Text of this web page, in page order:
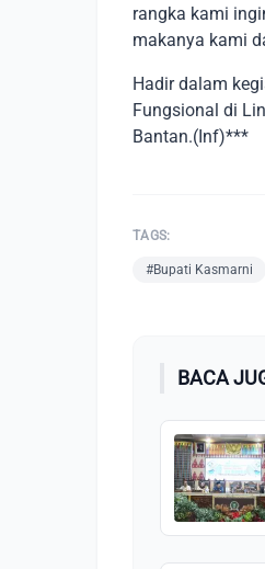
rangka kami
makanya kami
Hadir dalam
Fungsional di
Bantan.(Inf)***
TAGS:
#Bupati Kasmarni
BACA